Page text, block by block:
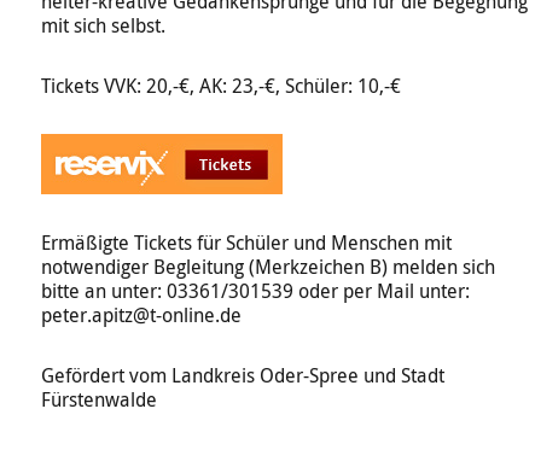
mit sich selbst.
Tickets VVK: 20,-€, AK: 23,-€, Schüler: 10,-€
Ermäßigte Tickets für Schüler und Menschen mit
notwendiger Begleitung (Merkzeichen B) melden sich
bitte an unter: 03361/301539 oder per Mail unter:
peter.apitz@t-online.de
Gefördert vom Landkreis Oder-Spree und Stadt
Fürstenwalde